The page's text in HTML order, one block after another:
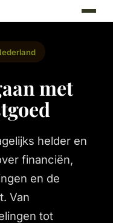
met
helder en
financiën,
en de
Van
tot